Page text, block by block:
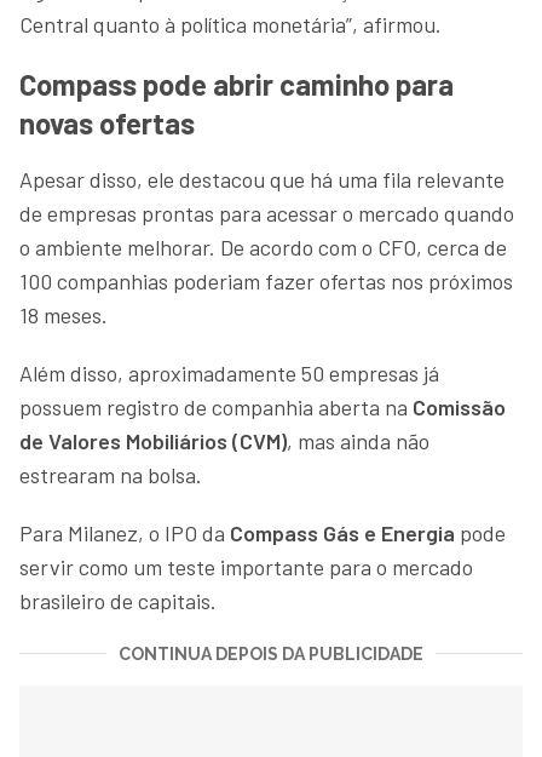
Central quanto à política monetária”, afirmou.
Compass pode abrir caminho para
novas ofertas
Apesar disso, ele destacou que há uma fila relevante
de empresas prontas para acessar o mercado quando
o ambiente melhorar. De acordo com o CFO, cerca de
100 companhias poderiam fazer ofertas nos próximos
18 meses.
Além disso, aproximadamente 50 empresas já
possuem registro de companhia aberta na Comissão
de Valores Mobiliários (CVM), mas ainda não
estrearam na bolsa.
Para Milanez, o IPO da Compass Gás e Energia pode
servir como um teste importante para o mercado
brasileiro de capitais.
CONTINUA DEPOIS DA PUBLICIDADE